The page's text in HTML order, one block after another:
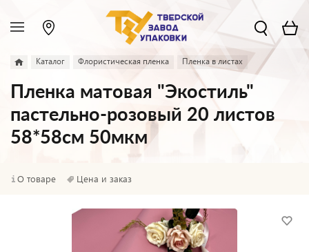
Каталог Флористическая пленка Пленка в листах
Пленка матовая "Экостиль"
пастельно-розовый 20 листов
58*58см 50мкм
О товаре Цена и заказ